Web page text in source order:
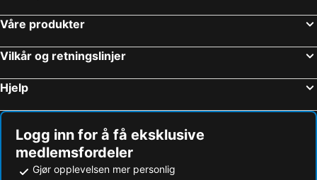
Våre produkter
Vilkår og retningslinjer
Hjelp
Logg inn for å få eksklusive
medlemsfordeler
Gjør opplevelsen mer personlig